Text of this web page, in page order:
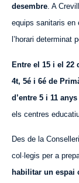
desembre. A
equips sanitaris en
l’horari determinat
Entre el 15 i el 22
4t, 5é i 6é de P
d’entre 5 i 11 anys
els centres
Des de la
col·legis per a
habilitar un espai